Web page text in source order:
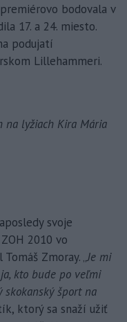
bodovala v
17. a 24. miesto.
podujatí
Lillehammeri.
na lyžiach Kira Mária
svoje
2010 vo
Zmoray. „Je mi
kto bude po veľmi
skokanský šport na
ktorý sa snaží užiť